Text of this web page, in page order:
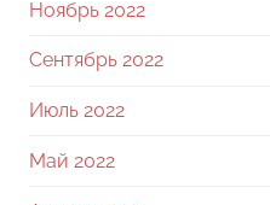
Ноябрь 2022
Сентябрь 2022
Июль 2022
Май 2022